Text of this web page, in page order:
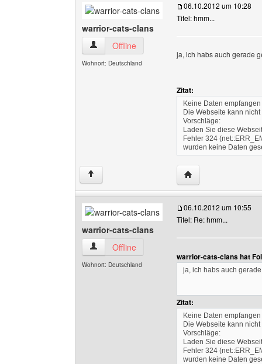
warrior-cats-clans
warrior-cats-clans Benutzer-Profile anzeigen
Offline
Wohnort: Deutschland
06.10.2012 um 10:28
Titel: hmm...
ja, ich habs auch gerade
Zitat:
Keine Daten empfangen
Die Webseite kann
Vorschläge:
Laden Sie diese
Fehler 324
wurden keine Daten
↑ Website dieses
warrior-cats-clans
warrior-cats-clans Benutzer-Profile anzeigen
Offline
Wohnort: Deutschland
06.10.2012 um 10:55
Titel: Re: hmm...
warrior-cats-clans hat
ja, ich habs auch
Zitat:
Keine Daten empfangen
Die Webseite kann
Vorschläge:
Laden Sie diese
Fehler 324
wurden keine Daten